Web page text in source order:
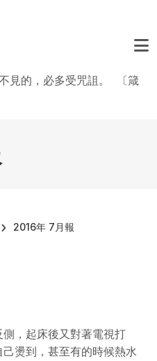
見的，必多受咒詛。 〔箴
2016年 7月報
，起床後又對著電視打
燙到，甚至有的時候熱水